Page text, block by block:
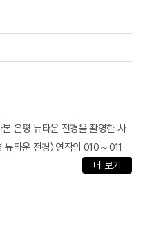
은평 뉴타운 전경을 촬영한 사
타운 전경〉 연작의 010～011
더 보기